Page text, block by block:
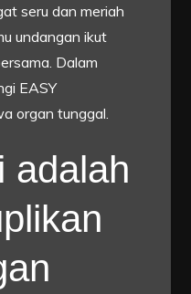
seru dan meriah
undangan ikut
Dalam
EASY
organ tunggal.
adalah